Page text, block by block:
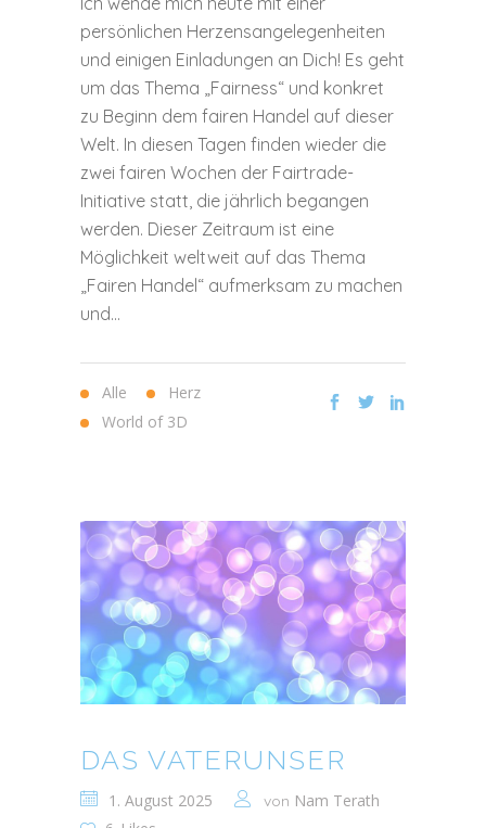
persönlichen Herzensangelegenheiten
und einigen Einladungen an Dich! Es geht
um das Thema „Fairness“ und konkret
zu Beginn dem fairen Handel auf dieser
Welt. In diesen Tagen finden wieder die
zwei fairen Wochen der Fairtrade-
Initiative statt, die jährlich begangen
werden. Dieser Zeitraum ist eine
Möglichkeit weltweit auf das Thema
„Fairen Handel“ aufmerksam zu machen
und...
Alle
Herz
World of 3D
DAS VATERUNSER
1. August 2025 von Nam Terath